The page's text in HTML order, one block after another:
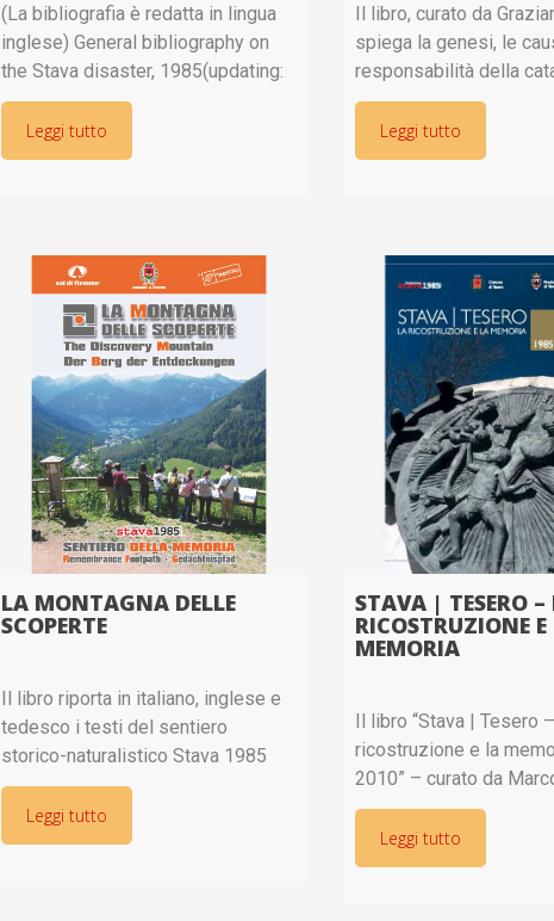
(La bibliografia è redatta in lingua
inglese) General bibliography on
the Stava disaster, 1985(updating:
29th September 2025)
ALEXANDER D.E. (1986) – Northern
Italian dam failure and mudflow,
Leggi tutto
Il libro, curato da
spiega la genesi, le
responsabilità della
della val di Stava sulla
sentenze del
e della relazione della
Leggi tutto
LA MONTAGNA DELLE
SCOPERTE
Il libro riporta in italiano, inglese e
tedesco i testi del sentiero
storico-naturalistico Stava 1985
sul monte Prestavèl. Il sentiero è
stato progettato da Sergio Camin,
con la collaborazione di Marcello
Leggi tutto
STAVA | TESERO –
RICOSTRUZIONE E
MEMORIA
Il libro “Stava | Tesero
ricostruzione e la
2010” – curato da
il Comune di Tesero, la
Trento e la Fondazione
– ripercorre i
Leggi tutto